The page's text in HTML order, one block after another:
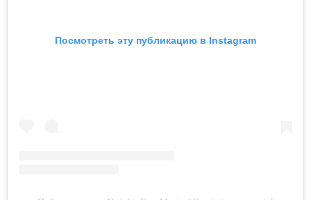
Посмотреть эту публикацию в Instagram